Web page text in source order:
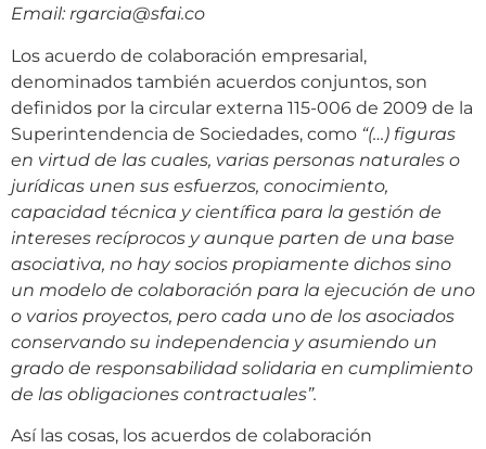
Email: rgarcia@sfai.co
Los acuerdo de colaboración empresarial,
denominados también acuerdos conjuntos, son
definidos por la circular externa 115-006 de 2009 de la
Superintendencia de Sociedades, como “(…) figuras
en virtud de las cuales, varias personas naturales o
jurídicas unen sus esfuerzos, conocimiento,
capacidad técnica y científica para la gestión de
intereses recíprocos y aunque parten de una base
asociativa, no hay socios propiamente dichos sino
un modelo de colaboración para la ejecución de uno
o varios proyectos, pero cada uno de los asociados
conservando su independencia y asumiendo un
grado de responsabilidad solidaria en cumplimiento
de las obligaciones contractuales”.
Así las cosas, los acuerdos de colaboración